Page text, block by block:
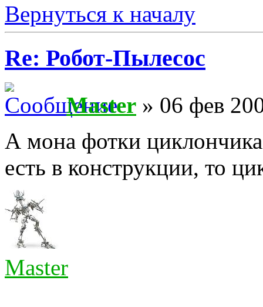
Вернуться к началу
Re: Робот-Пылесос
Master » 06 фев
А мона фотки
есть в конструкции, то
Master